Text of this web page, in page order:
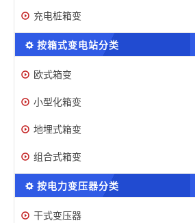
充电桩箱变
按箱式变电站分类
欧式箱变
小型化箱变
地埋式箱变
组合式箱变
按电力变压器分类
干式变压器